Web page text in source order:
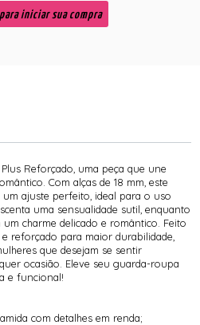
iniciar sua compra
Reforçado, uma peça que une
Com alças de 18 mm, este
ajuste perfeito, ideal para o uso
uma sensualidade sutil, enquanto
charme delicado e romântico. Feito
reforçado para maior durabilidade,
que desejam se sentir
ocasião. Eleve seu guarda-roupa
e funcional!
com detalhes em renda;